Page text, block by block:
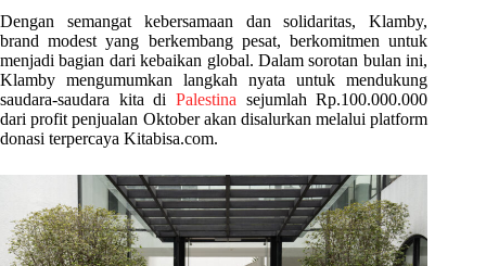
Dengan semangat kebersamaan dan solidaritas, Klamby,
brand modest yang berkembang pesat, berkomitmen untuk
menjadi bagian dari kebaikan global. Dalam sorotan bulan ini,
Klamby mengumumkan langkah nyata untuk mendukung
saudara-saudara kita di Palestina sejumlah Rp.100.000.000
dari profit penjualan Oktober akan disalurkan melalui platform
donasi terpercaya Kitabisa.com.